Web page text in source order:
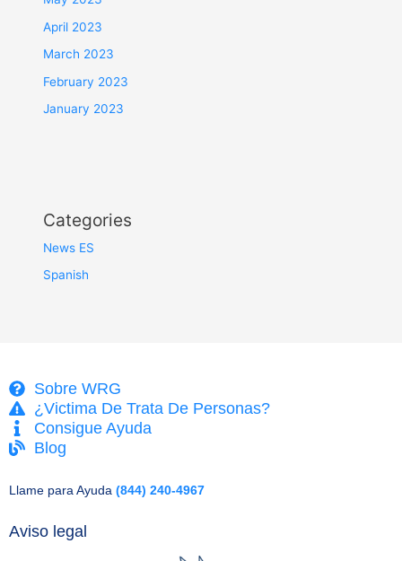
April 2023
March 2023
February 2023
January 2023
Categories
News ES
Spanish
Sobre WRG
¿Victima De Trata De Personas?
Consigue Ayuda
Blog
Llame para Ayuda (844) 240-4967
Aviso legal